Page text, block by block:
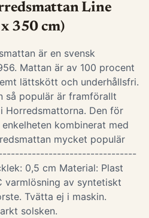
Line
350 cm)
är en svensk
Mattan är av 100 procent
lättskött och underhållsfri.
så populär är framförallt
Horredsmattorna. Den för
kombinerat med
mycket populär
0,5 cm Material: Plast
varmlösning av syntetiskt
Tvätta ej i maskin.
solsken.